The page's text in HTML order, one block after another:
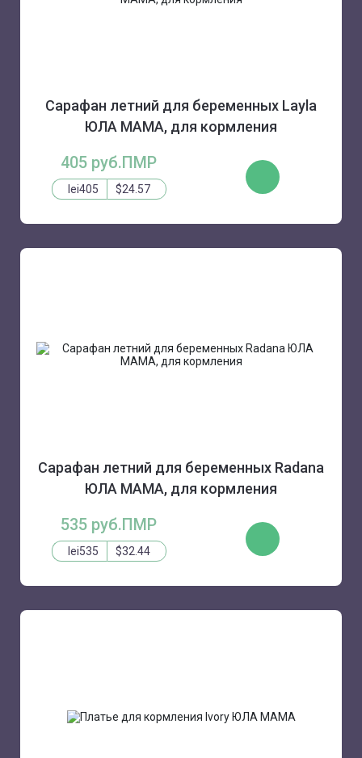
Сарафан летний для беременных Layla
ЮЛА МАМА, для кормления
405 руб.ПМР
lei405 $24.57
КУПИТЬ
Сарафан летний для беременных Radana
ЮЛА МАМА, для кормления
535 руб.ПМР
lei535 $32.44
КУПИТЬ